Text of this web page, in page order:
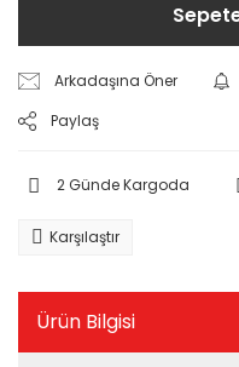
Arkadaşına Öner
Paylaş
2 Günde Kargoda
Karşılaştır
Ürün Bilgisi